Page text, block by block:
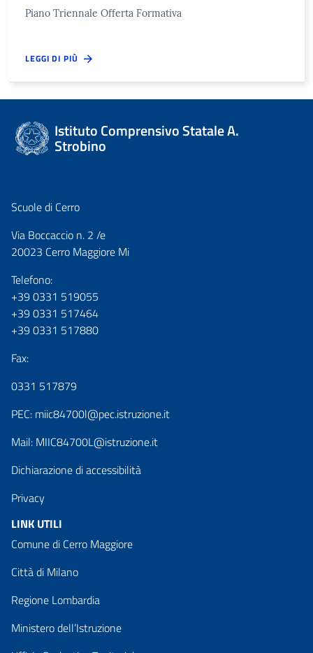
Piano Triennale Offerta Formativa
LEGGI DI PIÙ
Istituto Comprensivo Statale A.
Strobino
Scuole di Cerro
Via Boccaccio n. 2 /e
20023 Cerro Maggiore Mi
Telefono:
+39 0331 519055
+39 0331 517464
+39 0331 517880
Fax:
0331 517879
PEC: miic84700l@pec.istruzione.it
Mail: MIIC84700L@istruzione.it
Dichiarazione di accessibilità
Privacy
LINK UTILI
Comune di Cerro Maggiore
Città di Milano
Regione Lombardia
Ministero dell’Istruzione